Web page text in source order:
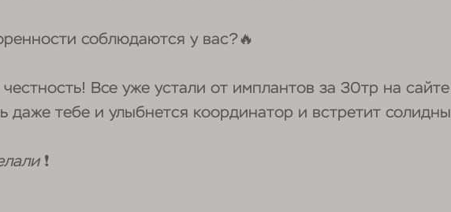
соблюдаются у вас?🔥
Все уже устали от имплантов за 30тр на
даже тебе и улыбнется координатор и встретит
❗